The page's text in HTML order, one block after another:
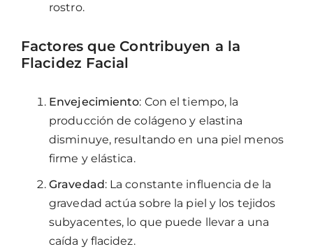
rostro.
Factores que Contribuyen a la
Flacidez Facial
Envejecimiento: Con el tiempo, la
producción de colágeno y elastina
disminuye, resultando en una piel menos
firme y elástica.
Gravedad: La constante influencia de la
gravedad actúa sobre la piel y los tejidos
subyacentes, lo que puede llevar a una
caída y flacidez.